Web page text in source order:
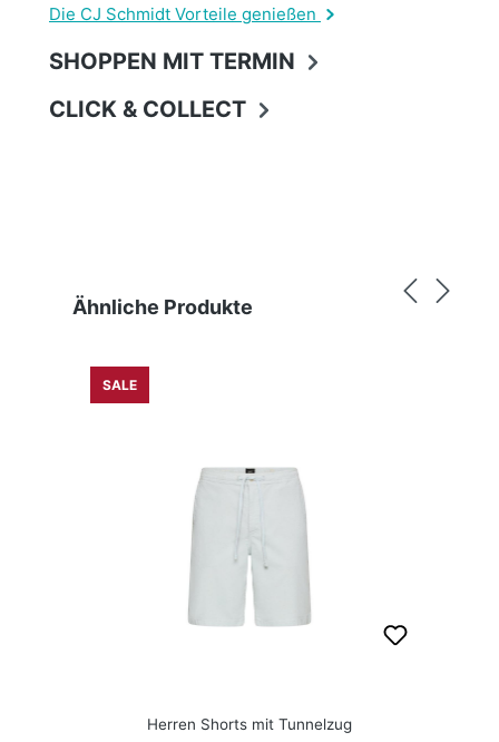
Die CJ Schmidt Vorteile genießen
SHOPPEN MIT TERMIN
CLICK & COLLECT
Produktgalerie überspringen
Ähnliche Produkte
SALE
Herren Shorts mit Tunnelzug